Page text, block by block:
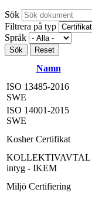
Sök
Filtrera på typ
Språk
Namn
ISO 13485-2016
SWE
ISO 14001-2015
SWE
Kosher Certifikat
KOLLEKTIVAVTAL
intyg - IKEM
Miljö Certifiering